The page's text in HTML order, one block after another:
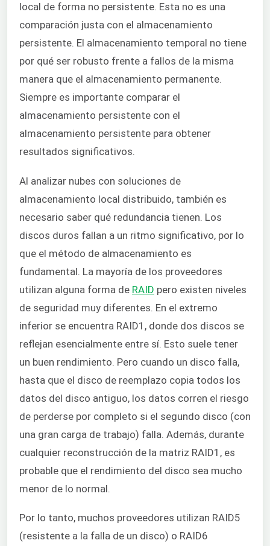
local de forma no persistente. Esta no es una
comparación justa con el almacenamiento
persistente. El almacenamiento temporal no tiene
por qué ser robusto frente a fallos de la misma
manera que el almacenamiento permanente.
Siempre es importante comparar el
almacenamiento persistente con el
almacenamiento persistente para obtener
resultados significativos.
Al analizar nubes con soluciones de
almacenamiento local distribuido, también es
necesario saber qué redundancia tienen. Los
discos duros fallan a un ritmo significativo, por lo
que el método de almacenamiento es
fundamental. La mayoría de los proveedores
utilizan alguna forma de RAID pero existen niveles
de seguridad muy diferentes. En el extremo
inferior se encuentra RAID1, donde dos discos se
reflejan esencialmente entre sí. Esto suele tener
un buen rendimiento. Pero cuando un disco falla,
hasta que el disco de reemplazo copia todos los
datos del disco antiguo, los datos corren el riesgo
de perderse por completo si el segundo disco (con
una gran carga de trabajo) falla. Además, durante
cualquier reconstrucción de la matriz RAID1, es
probable que el rendimiento del disco sea mucho
menor de lo normal.
Por lo tanto, muchos proveedores utilizan RAID5
(resistente a la falla de un disco) o RAID6